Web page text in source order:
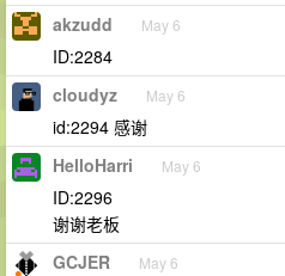
akzudd May 6
ID:2284
cloudyz May 6
id:2294 感谢
HelloHarri May 6
ID:2296
谢谢老板
GCJER May 6